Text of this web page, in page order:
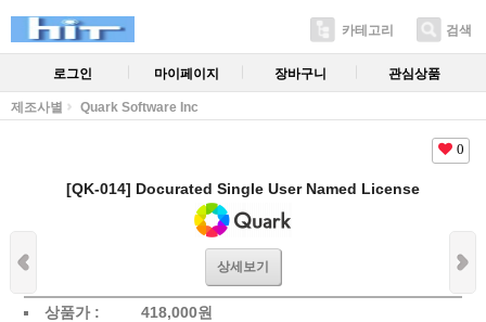
카테고리 검색
로그인 마이페이지 장바구니 관심상품
제조사별 Quark Software Inc
0
[QK-014] Docurated Single User Named License
상세보기
상품가 : 418,000원